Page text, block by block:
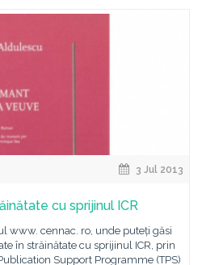
3 Jul 2013
cu sprijinul ICR
www. cennac. ro, unde puteți găsi
în străinătate cu sprijinul ICR, prin
Support Programme (TPS)